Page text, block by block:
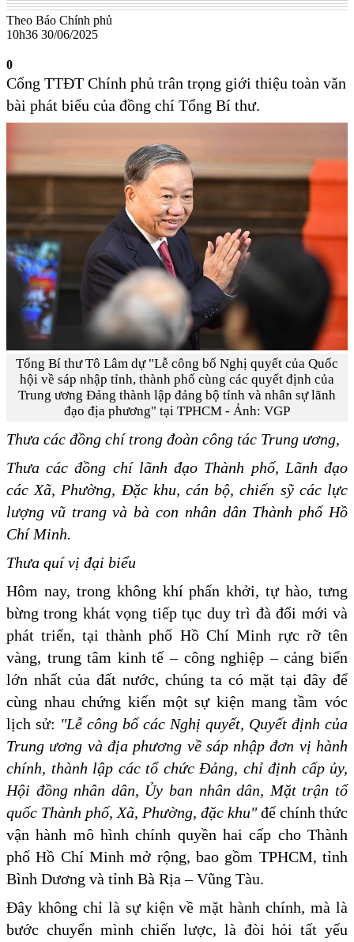
Theo Báo Chính phủ
10h36 30/06/2025
0
Cổng TTĐT Chính phủ trân trọng giới thiệu toàn văn
bài phát biểu của đồng chí Tổng Bí thư.
Tổng Bí thư Tô Lâm dự "Lễ công bố Nghị quyết của Quốc
hội về sáp nhập tỉnh, thành phố cùng các quyết định của
Trung ương Đảng thành lập đảng bộ tỉnh và nhân sự lãnh
đạo địa phương" tại TPHCM - Ảnh: VGP
Thưa các đồng chí trong đoàn công tác Trung ương,
Thưa các đồng chí lãnh đạo Thành phố, Lãnh đạo
các Xã, Phường, Đặc khu, cán bộ, chiến sỹ các lực
lượng vũ trang và bà con nhân dân Thành phố Hồ
Chí Minh.
Thưa quí vị đại biểu
Hôm nay, trong không khí phấn khởi, tự hào, tưng
bừng trong khát vọng tiếp tục duy trì đà đổi mới và
phát triển, tại thành phố Hồ Chí Minh rực rỡ tên
vàng, trung tâm kinh tế – công nghiệp – cảng biển
lớn nhất của đất nước, chúng ta có mặt tại đây để
cùng nhau chứng kiến một sự kiện mang tầm vóc
lịch sử: "Lễ công bốcác Nghị quyết, Quyết định của
Trung ương và địa phương về sáp nhập đơn vị hành
chính, thành lập các tổ chức Đảng, chỉ định cấp ủy,
Hội đồng nhân dân, Ủy ban nhân dân, Mặt trận tổ
quốc Thành phố, Xã, Phường, đặc khu"để chính thức
vận hành mô hình chính quyền hai cấp cho Thành
phố Hồ Chí Minh mở rộng, bao gồm TPHCM, tỉnh
Bình Dương và tỉnh Bà Rịa – Vũng Tàu.
Đây không chỉ là sự kiện về mặt hành chính, mà là
bước chuyển mình chiến lược, là đòi hỏi tất yếu